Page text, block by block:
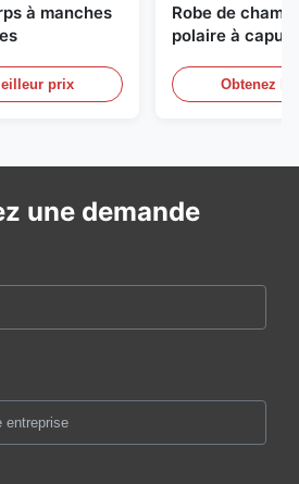
à manches
prix
Robe de
polaire à
Obtenez
une demande